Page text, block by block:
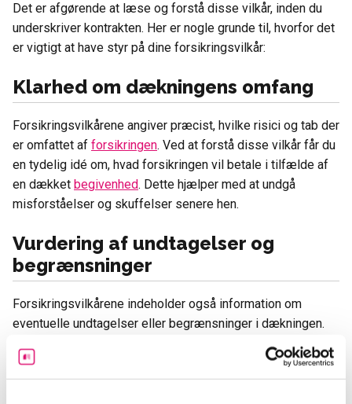
Det er afgørende at læse og forstå disse vilkår, inden du
underskriver kontrakten. Her er nogle grunde til, hvorfor det
er vigtigt at have styr på dine forsikringsvilkår:
Klarhed om dækningens omfang
Forsikringsvilkårene angiver præcist, hvilke risici og tab der
er omfattet af forsikringen. Ved at forstå disse vilkår får du
en tydelig idé om, hvad forsikringen vil betale i tilfælde af
en dækket begivenhed. Dette hjælper med at undgå
misforståelser og skuffelser senere hen.
Vurdering af undtagelser og
begrænsninger
Forsikringsvilkårene indeholder også information om
eventuelle undtagelser eller begrænsninger i dækningen.
Disse er situationer eller betingelser, hvor forsikringen ikke
vil udbetale erstatning.